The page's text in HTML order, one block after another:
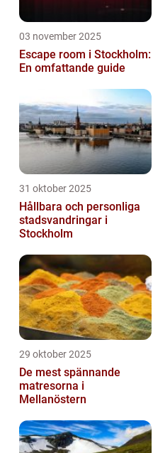
03 november 2025
Escape room i Stockholm:
En omfattande guide
31 oktober 2025
Hållbara och personliga
stadsvandringar i
Stockholm
29 oktober 2025
De mest spännande
matresorna i
Mellanöstern